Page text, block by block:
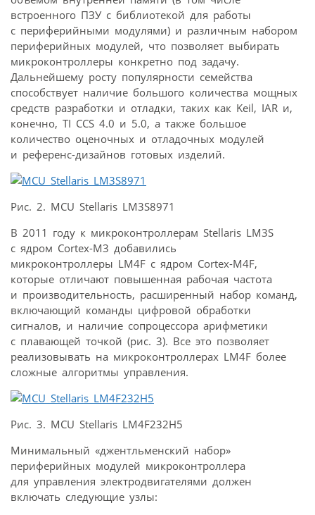
встроенного ПЗУ с библиотекой для работы
с периферийными модулями) и различным набором
периферийных модулей, что позволяет выбирать
микроконтроллеры конкретно под задачу.
Дальнейшему росту популярности семейства
способствует наличие большого количества мощных
средств разработки и отладки, таких как Keil, IAR и,
конечно, TI CCS 4.0 и 5.0, а также большое
количество оценочных и отладочных модулей
и референс-дизайнов готовых изделий.
Рис. 2. MCU Stellaris LM3S8971
В 2011 году к микроконтроллерам Stellaris LM3S
с ядром Cortex-M3 добавились
микроконтроллеры LM4F с ядром Cortex-M4F,
которые отличают повышенная рабочая частота
и производительность, расширенный набор команд,
включающий команды цифровой обработки
сигналов, и наличие сопроцессора арифметики
с плавающей точкой (рис. 3). Все это позволяет
реализовывать на микроконтроллерах LM4F более
сложные алгоритмы управления.
Рис. 3. MCU Stellaris LM4F232H5
Минимальный «джентльменский набор»
периферийных модулей микроконтроллера
для управления электродвигателями должен
включать следующие узлы: